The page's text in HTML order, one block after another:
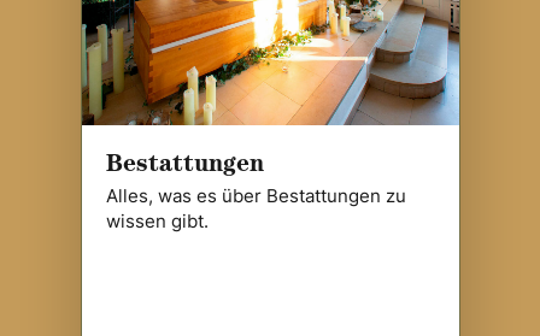
Bestattungen
Alles, was es über Bestattungen zu
wissen gibt.